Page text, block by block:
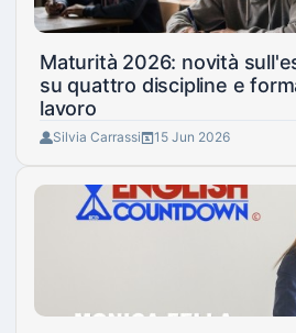
Maturità 2026: novità
su quattro discipline e
lavoro
Silvia Carrassi 15 Jun 2026